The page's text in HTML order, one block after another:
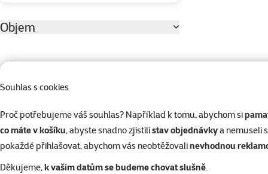
Souhlas s cookies
Proč potřebujeme váš souhlas? Například k tomu, abychom si
co máte v košíku, abyste snadno zjistilistav objednávkya nemuseli
pokaždé přihlašovat, abychom vás neobtěžovalinevhodnou
Děkujeme,k vašim datům se budeme chovat slušně.
Objem
1258ml
Materiál